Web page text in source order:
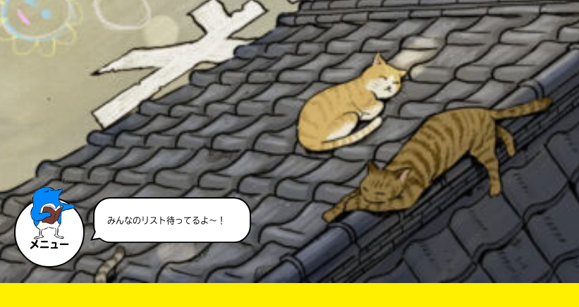
メニュー
みんなのリスト待ってるよ～！